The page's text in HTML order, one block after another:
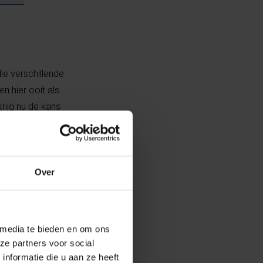
Over
te bieden en om ons
partners voor social
die u aan ze heeft
verschillende
hier ooit als
nu de kans
en individueel,
kan
meer
waar men in
maar we zijn